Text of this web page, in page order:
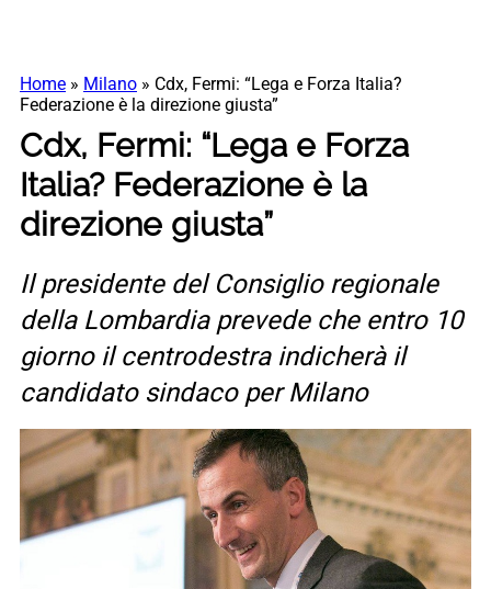
Home » Milano » Cdx, Fermi: “Lega e Forza Italia?
Federazione è la direzione giusta”
Cdx, Fermi: “Lega e Forza
Italia? Federazione è la
direzione giusta”
Il presidente del Consiglio regionale
della Lombardia prevede che entro 10
giorno il centrodestra indicherà il
candidato sindaco per Milano